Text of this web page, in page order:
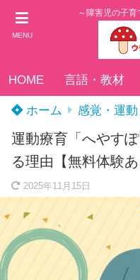
MENU
～障害児の子
HOME 言語・教材
ホーム 感覚・運動
運動療育「へやす
る理由【無料体験あ
2025年11月15日